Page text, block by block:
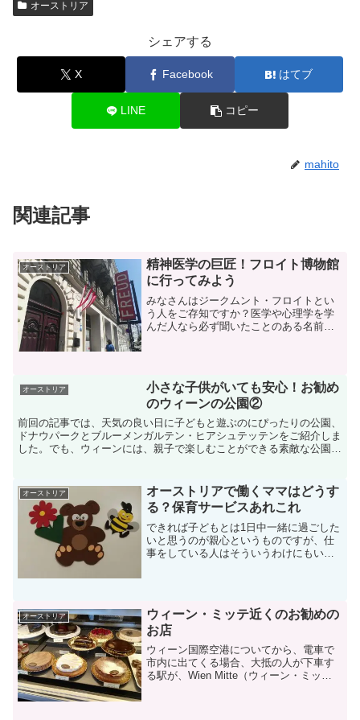
オーストリア
シェアする
X Facebook はてブ
LINE コピー
mahito
関連記事
オーストリア
精神医学の巨匠！フロイト博物館
に行ってみよう
みなさんはジークムント・フロイトとい
う人をご存知ですか？医学や心理学を学
んだ人なら必ず聞いたことのある名前で
ーンの9区には、そのフロ...
オーストリア
小さな子供がいても安心！お勧め
のウィーンの公園②
前回の記事では、天気の良い日に子どもと遊ぶのにぴったりの公園、
ドナウパークとブルーメンガルテン・ヒアシュテッテンをご紹介しま
した。でも、ウィーンには、親子で楽しむことができる素敵な公園が
オーストリア
オーストリアで働くママはどうす
る？保育サービスあれこれ
できれば子どもとは1日中一緒に過ごした
いと思うのが親心というものですが、仕
事をしている人はそういうわけにもいき
オーストリア
ウィーン・ミッテ近くのお勧めの
お店
ウィーン国際空港についてから、電車で
市内に出てくる場合、大抵の人が下車す
る駅が、Wien Mitte（ウィーン・ミッ